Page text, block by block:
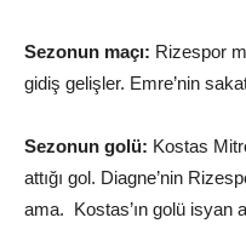
Sezonun maçı: Rizespor
gidiş gelişler. Emre’nin
Sezonun golü: Kostas
attığı gol. Diagne’nin
ama. Kostas’ın golü isyan